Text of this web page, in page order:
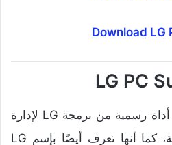
Download LG
برنامج LG PC Suite هي أداة رسمية من برمجة LG لإدارة
النظام على هواتفها الذكية، كما أنها تعرف أيضًا بإسم LG